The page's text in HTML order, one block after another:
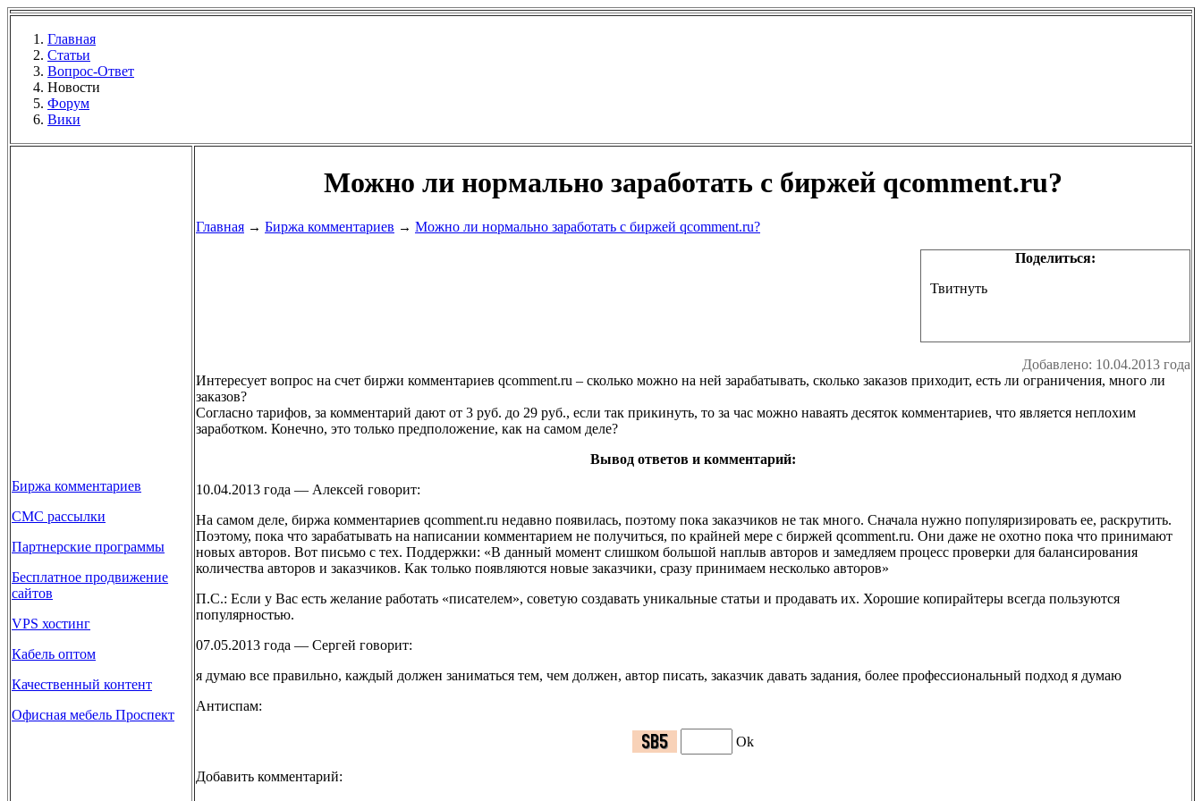
Главная
Статьи
Вопрос-Ответ
Новости
Форум
Вики
Биржа комментариев
СМС рассылки
Партнерские программы
Бесплатное продвижение
сайтов
VPS хостинг
Кабель оптом
Качественный контент
Офисная мебель Проспект
Можно ли нормально заработать с биржей qcomment.ru?
Главная → Биржа комментариев → Можно ли нормально заработать с биржей qcomment.ru?
Поделиться:
Твитнуть
Добавлено: 10.04.2013 года
Интересует вопрос на счет биржи комментариев qcomment.ru – сколько можно на ней зарабатывать, сколько заказов приходит, есть ли ограничения, много ли
заказов?
Согласно тарифов, за комментарий дают от 3 руб. до 29 руб., если так прикинуть, то за час можно наваять десяток комментариев, что является неплохим
заработком. Конечно, это только предположение, как на самом деле?
Вывод ответов и комментарий:
10.04.2013 года — Алексей говорит:
На самом деле, биржа комментариев qcomment.ru недавно появилась, поэтому пока заказчиков не так много. Сначала нужно популяризировать ее, раскрутить.
Поэтому, пока что зарабатывать на написании комментарием не получиться, по крайней мере с биржей qcomment.ru. Они даже не охотно пока что принимают
новых авторов. Вот письмо с тех. Поддержки: «В данный момент слишком большой наплыв авторов и замедляем процесс проверки для балансирования
количества авторов и заказчиков. Как только появляются новые заказчики, сразу принимаем несколько авторов»
П.С.: Если у Вас есть желание работать «писателем», советую создавать уникальные статьи и продавать их. Хорошие копирайтеры всегда пользуются
популярностью.
07.05.2013 года — Сергей говорит:
я думаю все правильно, каждый должен заниматься тем, чем должен, автор писать, заказчик давать задания, более профессиональный подход я думаю
Антиспам:
Ok
Добавить комментарий: